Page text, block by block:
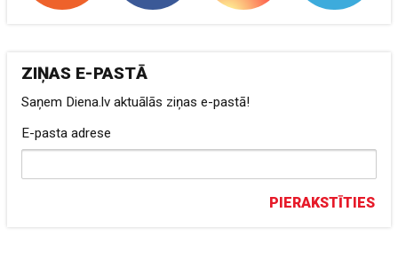
ZIŅAS E-PASTĀ
Saņem Diena.lv aktuālās ziņas e-pastā!
E-pasta adrese
PIERAKSTĪTIES